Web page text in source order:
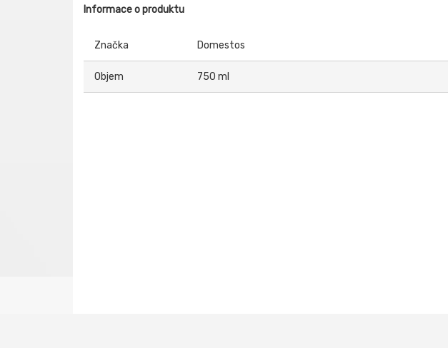
Informace o produktu
Značka Domestos
Objem 750 ml